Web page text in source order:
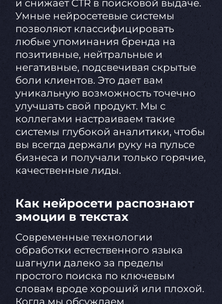
и снижает CTR в поисковой выдаче.
Умные нейросетевые системы
позволяют классифицировать
любые упоминания бренда на
позитивные, нейтральные и
негативные, подсвечивая скрытые
боли клиентов. Это дает вам
уникальную возможность точечно
улучшать свой продукт. Мы с
коллегами настраиваем такие
системы глубокой аналитики, чтобы
вы всегда держали руку на пульсе
бизнеса и получали только горячие,
качественные лиды.
Как нейросети распознают
эмоции в текстах
Современные технологии
обработки естественного языка
шагнули далеко за пределы
простого поиска по ключевым
словам вроде хороший или плохой.